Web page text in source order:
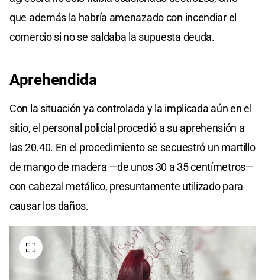
que además la habría amenazado con incendiar el
comercio si no se saldaba la supuesta deuda.
Aprehendida
Con la situación ya controlada y la implicada aún en el
sitio, el personal policial procedió a su aprehensión a
las 20.40. En el procedimiento se secuestró un martillo
de mango de madera —de unos 30 a 35 centímetros—
con cabezal metálico, presuntamente utilizado para
causar los daños.